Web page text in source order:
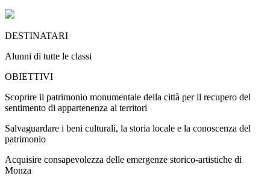
DESTINATARI
Alunni di tutte le classi
OBIETTIVI
Scoprire il patrimonio monumentale della città per il recupero del
sentimento di appartenenza al territori
Salvaguardare i beni culturali, la storia locale e la conoscenza del
patrimonio
Acquisire consapevolezza delle emergenze storico-artistiche di
Monza